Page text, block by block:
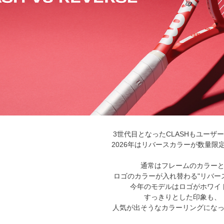
3世代目となったCLASHもユーザ
2026年はリバースカラーが数量限
通常はフレームのカラーと
ロゴのカラーが入れ替わる"リバー
今年のモデルはロゴがホワイ
すっきりとした印象も、
人気が出そうなカラーリングにな